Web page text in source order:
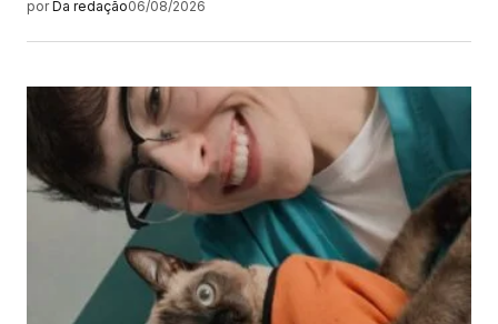
por Da redação06/08/2026